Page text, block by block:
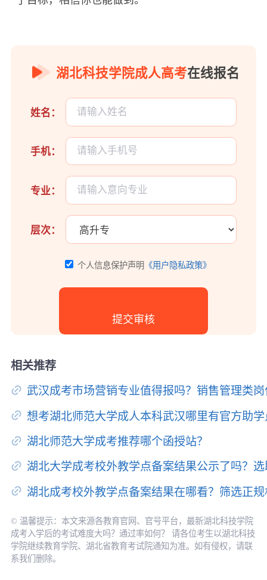
湖北科技学院成人高考在线报名
姓名：
手机：
专业：
层次：
个人信息保护声明 《用户隐私政策》
相关推荐
武汉成考市场营销专业值得报吗？销售管理类
想考湖北师范大学成人本科武汉哪里有官方助
湖北师范大学成考推荐哪个函授站？
湖北大学成考校外教学点备案结果公示了吗？
湖北成考校外教学点备案结果在哪看？筛选正
© 温馨提示：本文来源各教育官网、官号平台，最新湖北科技学院
成考入学后的考试难度大吗？通过率如何？ 请各位考生以湖北科技
学院继续教育学院、湖北省教育考试院通知为准。如有侵权，请联
系我们删除。